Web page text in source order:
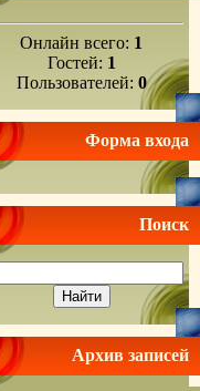
Онлайн всего: 1
Гостей: 1
Пользователей: 0
Форма входа
Поиск
Архив записей